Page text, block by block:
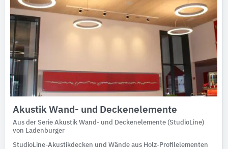
Akustik Wand- und Deckenelemente
Aus der Serie Akustik Wand- und Deckenelemente (StudioLine)
von Ladenburger
StudioLine-Akustikdecken und Wände aus Holz-Profilelementen